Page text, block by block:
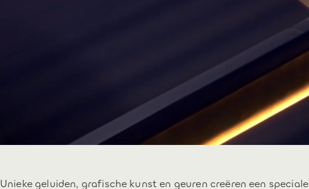
Unieke geluiden, grafische kunst en geuren creëren een speciale